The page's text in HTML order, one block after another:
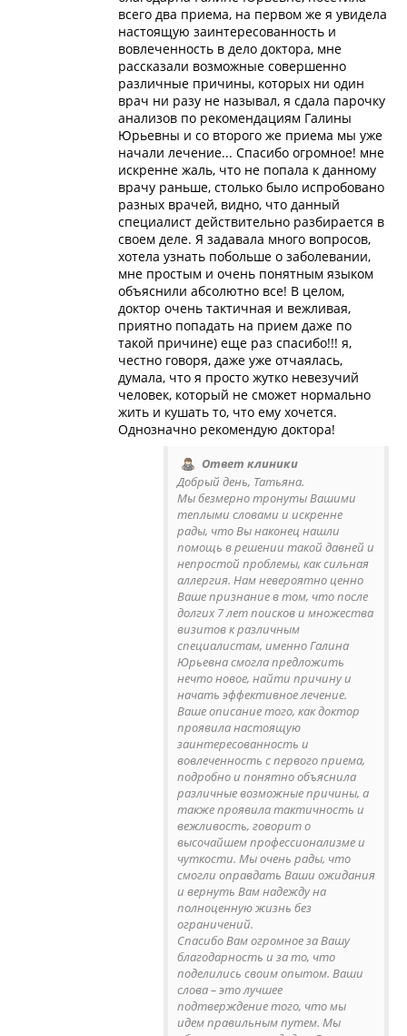
всего два приема, на первом же я увидела
настоящую заинтересованность и
вовлеченность в дело доктора, мне
рассказали возможные совершенно
различные причины, которых ни один
врач ни разу не называл, я сдала парочку
анализов по рекомендациям Галины
Юрьевны и со второго же приема мы уже
начали лечение... Спасибо огромное! мне
искренне жаль, что не попала к данному
врачу раньше, столько было испробовано
разных врачей, видно, что данный
специалист действительно разбирается в
своем деле. Я задавала много вопросов,
хотела узнать побольше о заболевании,
мне простым и очень понятным языком
объяснили абсолютно все! В целом,
доктор очень тактичная и вежливая,
приятно попадать на прием даже по
такой причине) еще раз спасибо!!! я,
честно говоря, даже уже отчаялась,
думала, что я просто жутко невезучий
человек, который не сможет нормально
жить и кушать то, что ему хочется.
Однозначно рекомендую доктора!
Ответ клиники
Добрый день, Татьяна.
Мы безмерно тронуты Вашими
теплыми словами и искренне
рады, что Вы наконец нашли
помощь в решении такой давней и
непростой проблемы, как сильная
аллергия. Нам невероятно ценно
Ваше признание в том, что после
долгих 7 лет поисков и множества
визитов к различным
специалистам, именно Галина
Юрьевна смогла предложить
нечто новое, найти причину и
начать эффективное лечение.
Ваше описание того, как доктор
проявила настоящую
заинтересованность и
вовлеченность с первого приема,
подробно и понятно объяснила
различные возможные причины, а
также проявила тактичность и
вежливость, говорит о
высочайшем профессионализме и
чуткости. Мы очень рады, что
смогли оправдать Ваши ожидания
и вернуть Вам надежду на
полноценную жизнь без
ограничений.
Спасибо Вам огромное за Вашу
благодарность и за то, что
поделились своим опытом. Ваши
слова – это лучшее
подтверждение того, что мы
идем правильным путем. Мы